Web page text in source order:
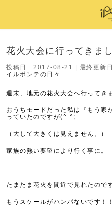
花火大会に行ってきま
投稿日 : 2017-08-21 最終更新
イルポンテの日々
週末、地元の花火大会へ行ってき
おうちモードだった私は『もう家
っていたのですが(^-^;
（大して大きくは見えません。）
家族の熱い要望により行く事に。
たまたま花火を間近で見れたので
もうスケールがハンパないです！